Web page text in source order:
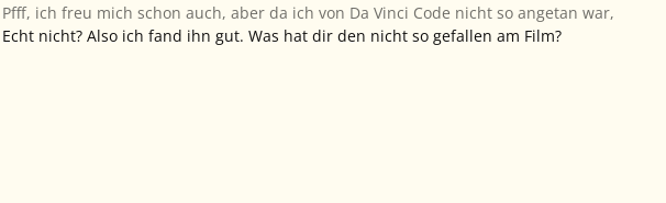
Pfff, ich freu mich schon auch, aber da ich von Da Vinci Code nicht so angetan war,
Echt nicht? Also ich fand ihn gut. Was hat dir den nicht so gefallen am Film?